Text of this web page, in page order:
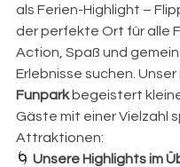
als Ferien-Highlight –
der perfekte Ort für alle
Action, Spaß und
Erlebnisse suchen. Unser
Funpark begeistert
Gäste mit einer Vielzahl
Attraktionen:
🌀 Unsere Highlights im